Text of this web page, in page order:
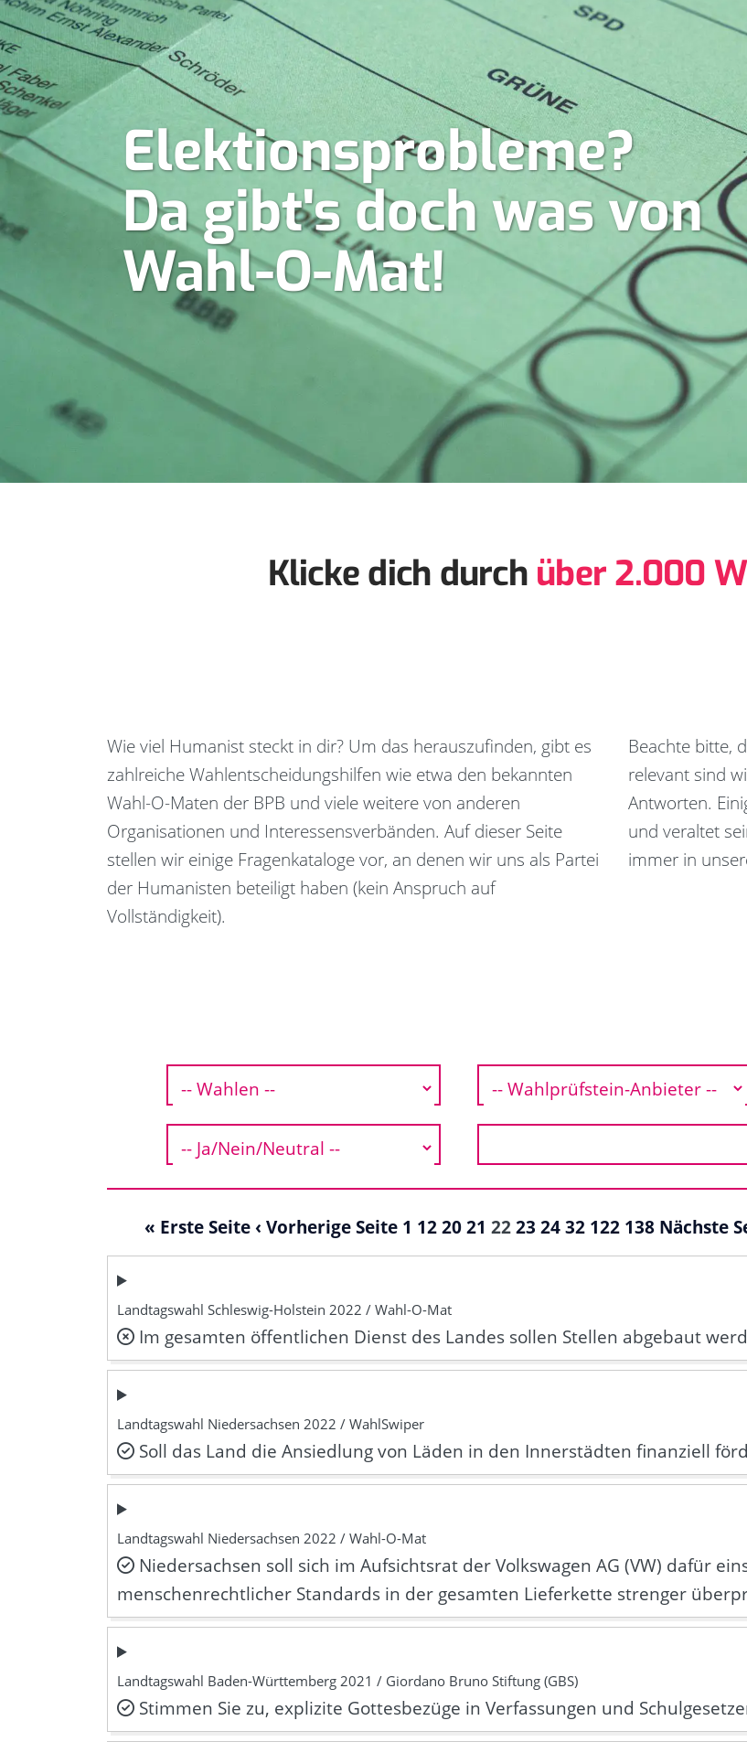
Elektionsprobleme?
Da gibt's doch was von
Wahl-O-Mat!
Klicke dich durch über 2.000
Wie viel Humanist steckt in dir? Um das herauszufinden, gibt es
zahlreiche Wahlentscheidungshilfen wie etwa den bekannten
Wahl-O-Maten der BPB und viele weitere von anderen
Organisationen und Interessensverbänden. Auf dieser Seite
stellen wir einige Fragenkataloge vor, an denen wir uns als Partei
der Humanisten beteiligt haben (kein Anspruch auf
Vollständigkeit).
Beachte bitte,
relevant sind
Antworten.
und veraltet
immer in
« Erste Seite‹ Vorherige Seite 1 122021 2223 2432 122 138 Nächste
Landtagswahl Schleswig-Holstein 2022 / Wahl-O-Mat
Im gesamten öffentlichen Dienst des Landes sollen Stellen abgebaut
Landtagswahl Niedersachsen 2022 / WahlSwiper
Soll das Land die Ansiedlung von Läden in den Innerstädten finanziell
Landtagswahl Niedersachsen 2022 / Wahl-O-Mat
Niedersachsen soll sich im Aufsichtsrat der Volkswagen AG (VW) dafür
menschenrechtlicher Standards in der gesamten Lieferkette strenger
Landtagswahl Baden-Württemberg 2021 / Giordano Bruno Stiftung (GBS)
Stimmen Sie zu, explizite Gottesbezüge in Verfassungen und